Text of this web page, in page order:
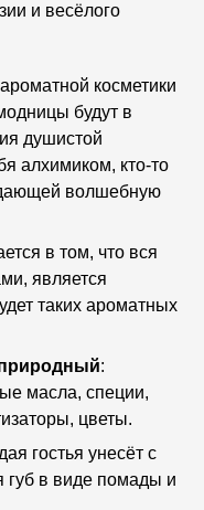
и весёлого
косметики
будут в
душистой
алхимиком, кто-то
волшебную
в том, что вся
является
таких ароматных
:
масла, специи,
цветы.
гостья унесёт с
в виде помады и